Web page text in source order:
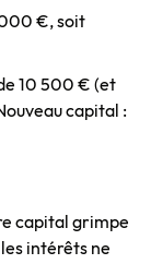
000 €, soit
10 500 € (et
capital :
capital grimpe
intérêts ne